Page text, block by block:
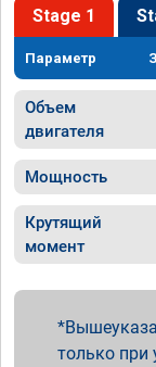
Stage 1
Параметр
Объем
двигателя
Мощность
Крутящий
момент
только при